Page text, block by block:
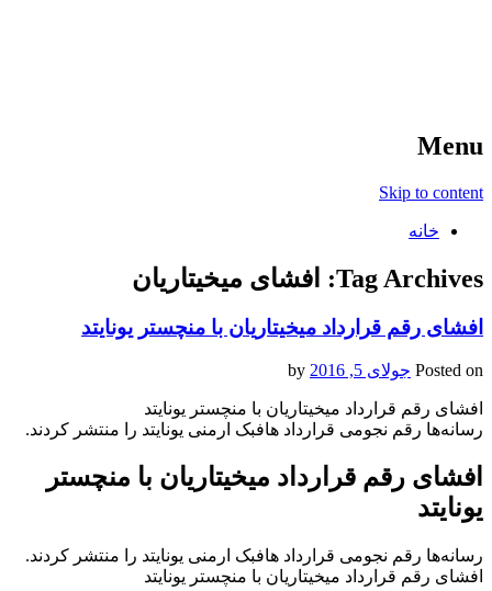
Menu
Skip to content
خانه
Tag Archives: افشای میخیتاریان
افشای رقم قرارداد میخیتاریان با منچستر یونایتد
Posted on جولای 5, 2016
افشای رقم قرارداد میخیتاریان با منچستر یونایتد
رسانه‌ها رقم نجومی قرارداد هافبک ارمنی یونایتد را منتشر کردند.
افشای رقم قرارداد میخیتاریان با منچستر
یونایتد
رسانه‌ها رقم نجومی قرارداد هافبک ارمنی یونایتد را منتشر کردند.
افشای رقم قرارداد میخیتاریان با منچستر یونایتد